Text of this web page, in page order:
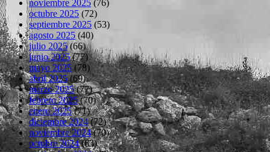
noviembre 2025 (76)
octubre 2025 (72)
septiembre 2025 (53)
agosto 2025 (40)
julio 2025(66)
junio 2025(77)
mayo 2025(78)
abril 2025(69)
marzo 2025(77)
febrero 2025(70)
enero 2025(71)
diciembre 2024(72)
noviembre 2024(70)
octubre 2024(63)